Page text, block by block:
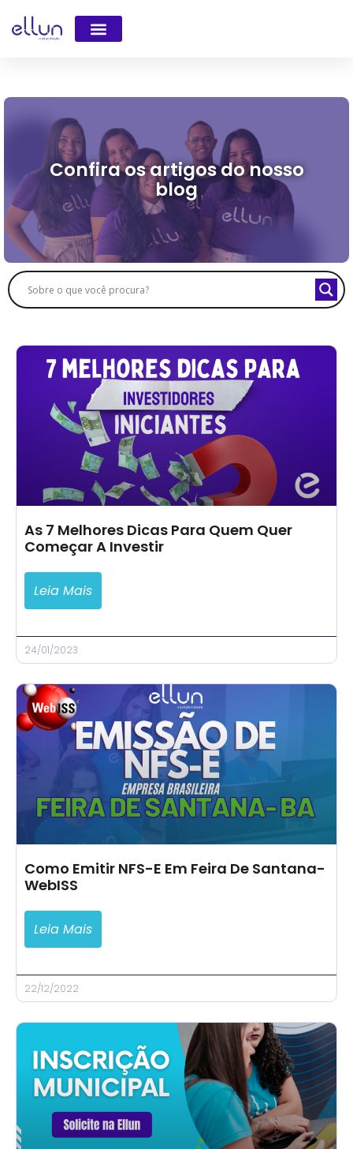
Confira os artigos do nosso
blog
As 7 Melhores Dicas Para Quem Quer
Começar A Investir
Leia Mais
24/01/2023
Como Emitir NFS-E Em Feira De Santana-
WebISS
Leia Mais
22/12/2022